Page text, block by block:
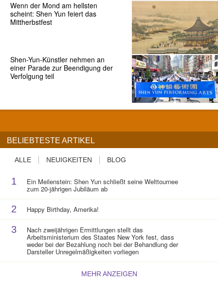
Wenn der Mond am hellsten
scheint: Shen Yun feiert das
Mittherbstfest
Shen-Yun-Künstler nehmen an
einer Parade zur Beendigung der
Verfolgung teil
BELIEBTESTE ARTIKEL
ALLE NEUIGKEITEN BLOG
1 Ein Meilenstein: Shen Yun schließt seine Welttournee
zum 20-jährigen Jubiläum ab
2 Happy Birthday, Amerika!
3 Nach zweijährigen Ermittlungen stellt das
Arbeitsministerium des Staates New York fest, dass
weder bei der Bezahlung noch bei der Behandlung der
Darsteller Unregelmäßigkeiten vorliegen
MEHR ANZEIGEN